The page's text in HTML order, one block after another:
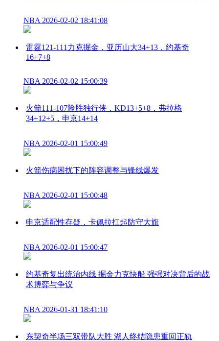
NBA 2026-02-02 18:41:08
雷霆121-111力克掘金，亚历山大34+13，约基奇
16+7+8
NBA 2026-02-02 15:00:39
火箭111-107险胜独行侠，KD13+5+8，弗拉格
34+12+5，申京14+14
NBA 2026-02-01 15:00:49
火箭伤病困扰下的阵容调整与锋线爆发
NBA 2026-02-01 15:00:48
申京适配性存疑，卡佩拉扛起防守大旗
NBA 2026-02-01 15:00:47
约基奇复出统治内线 掘金力克快船 强强对决背后的战
术博弈与争议
NBA 2026-01-31 18:41:10
东契奇半场三双带队大胜 湖人终结隐患重回正轨